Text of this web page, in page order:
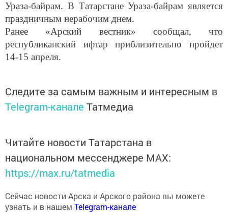
Ураза-байрам. В Татарстане Ураза-байрам является
праздничным нерабочим днем.
Ранее «Арский вестник» сообщал, что
республиканский ифтар приблизительно пройдет
14-15 апреля.
Следите за самым важным и интересным в
Telegram-канале Татмедиа
Читайте новости Татарстана в
национальном мессенджере MАХ:
https://max.ru/tatmedia
Сейчас новости Арска и Арского района вы можете
узнать и в нашем Telegram-канале